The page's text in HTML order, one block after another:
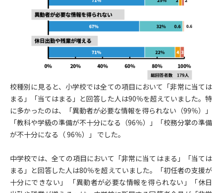
校種別に見ると、小学校では全ての項目において「非常に当ては
まる」「当てはまる」と回答した人は90％を超えていました。特
に多かったのは、「異動者が必要な情報を得られない（99％）」
「教科や学級の準備が不十分になる（96％）」「校務分掌の準備
が不十分になる（ 96％）」 でした。
中学校では、全ての項目において「非常に当てはまる」「当ては
まる」と回答した人は80％を超えていました。「初任者の支援が
十分にできない」 「異動者が必要な情報を得られない」「休日